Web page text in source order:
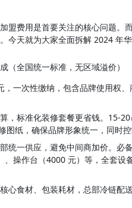
盟费用是首要关注的核心问题。
今天就为大家全面拆解 2024 年
（全国统一标准，无区域溢价）
，一次性缴纳，包含品牌使用权
算，标准化装修套餐更省钱。15-
纸，确保品牌形象统一，同时控
部统一供应，避免中间商加价。
、操作台（4000 元）等，全套
核心食材、包装耗材，总部冷链